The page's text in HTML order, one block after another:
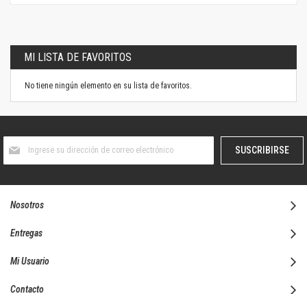
MI LISTA DE FAVORITOS
No tiene ningún elemento en su lista de favoritos.
boletín
SUSCRIBIRSE
Nosotros
Entregas
Mi Usuario
Contacto